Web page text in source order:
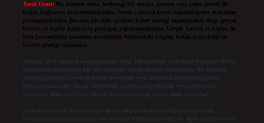
Yasal Uyarı:
Bu internet sitesi, herhangi bir marka, kurum veya şahıs şirketi ile
hiçbir bağlantısı bulunmamaktadır. Sitede yalnızca kendi hazırladığımız makaleler
paylaşılmaktadır. Burada yer alan içerikler haber niteliği taşımamakta olup, gerçek
kurum ve kişiler hakkında paylaşım yapılmamaktadır. Gerçek kurum ve kişiler ile
isim benzerlikleri tamamen tesadüfidir. Sitemizdeki bilgiler taslak halindedir ve
tavsiye niteliği taşımazlar.
Sitemiz, 5651 Sayılı Kanun gereğince Bilgi Teknolojileri ve İletişim Kurumu (BTK)
tarafından onaylanmış bir Yer Sağlayıcı olarak hizmet vermektedir. Bu nedenle,
sitedeki içerikleri proaktif olarak denetleme veya araştırma yükümlülüğümüz
bulunmamaktadır. Ancak, üyelerimiz yazdıkları içeriklerin sorumluluğunu
taşımakta olup, siteye üye olarak bu sorumluluğu kabul etmiş sayılırlar.
Hukuka ve yasal düzenlemelere aykırı olduğunu düşündüğünüz içerikleri,
backlinkpanelicomtr@gmail.comadresine bildirmeniz halinde, ilgili içerikler yasal